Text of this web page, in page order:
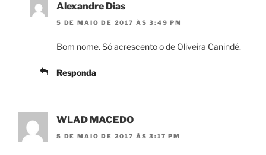
Alexandre Dias
5 DE MAIO DE 2017 ÀS 3:49 PM
Bom nome. Só acrescento o de Oliveira Canindé.
Responda
WLAD MACEDO
5 DE MAIO DE 2017 ÀS 3:17 PM